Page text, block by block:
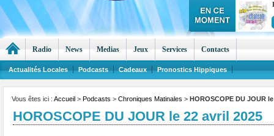
Vous êtes ici : Accueil > Podcasts > Chroniques Matinales > HOROSCOPE DU JOUR
HOROSCOPE DU JOUR le 22 avril 2025
Radio News Medias Jeux Services Contacts
Actualités Locales Podcasts Cadeaux Pronostics Hippiques